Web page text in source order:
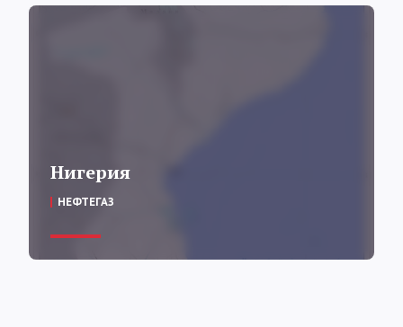
Нигерия
НЕФТЕГАЗ